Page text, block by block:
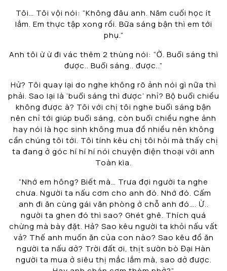
Tôi… Tôi vội nói: “Không đâu anh. Năm cuối học ít
lắm. Em thực tập xong rồi. Bữa sáng bận thì em tới
phụ.”
Anh tôi ừ ừ đi vác thêm 2 thùng nói: “Ờ. Buổi sáng thì
được.. Buổi sáng.. được..”
Hử? Tôi quay lại do nghe không rõ ảnh nói gì nữa thì
phải. Sao lại là ‘buổi sáng thì được’ nhỉ? Bộ buổi chiều
không được à? Tôi với chị tôi nghe buổi sáng bận
nên chỉ tới giúp buổi sáng, còn buổi chiều nghe ảnh
hay nói là học sinh không mua đồ nhiều nên không
cần chúng tôi tới. Tôi tính kêu chị tôi hỏi mà thấy chị
ta đang ở góc hí hí hí nói chuyện điện thoại với anh
Toàn kìa.
“Nhớ em hông? Biết mà… Trưa đợi người ta nghe
chưa. Người ta nấu cơm cho anh đó. Nhớ đó. Cấm
anh đi ăn cùng gái văn phòng ở chỗ anh đó…. Ừ..
người ta ghen đó thì sao? Ghét ghê. Thích quá
chừng mà bày đặt. Hả? Sao kêu người ta khỏi nấu vất
vả? Thế anh muốn ăn của con nào? Sao kêu đồ ăn
người ta nấu dở? Trời đất ơi, thịt sườn bò Đại Hàn
người ta mua ở siêu thị mắc lắm mà, sao dở được.